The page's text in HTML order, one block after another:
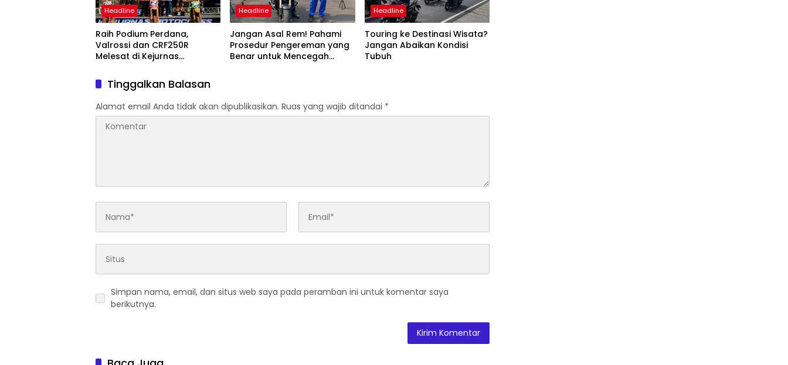
Headline
Raih Podium Perdana,
Valrossi dan CRF250R
Melesat di Kejurnas
Headline
Jangan Asal Rem! Pahami
Prosedur Pengereman yang
Benar untuk Mencegah
Headline
Touring ke Destinasi Wisata?
Jangan Abaikan Kondisi
Tubuh
Tinggalkan Balasan
Alamat email Anda tidak akan dipublikasikan. Ruas yang wajib ditandai *
Simpan nama, email, dan situs web saya pada peramban ini untuk komentar saya
berikutnya.